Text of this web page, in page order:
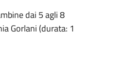
dai 5 agli 8
Gorlani (durata: 1